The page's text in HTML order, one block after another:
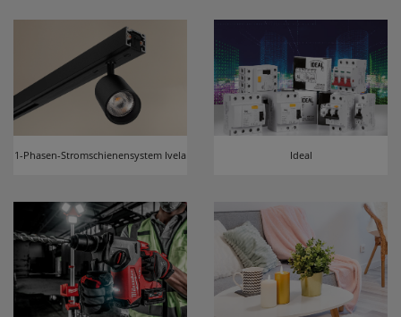
1-Phasen-Stromschienensystem Ivela Ideal